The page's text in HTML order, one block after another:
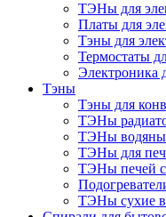
ТЭНы для
Платы для
Тэны для
Термостаты
Электроника
Тэны
Тэны для
ТЭНы
ТЭНы
ТЭНы для
ТЭНы печей
ТЭНы сухие